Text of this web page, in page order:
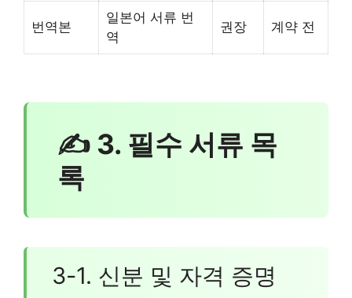
번역본
일본어 서류 번
역
권장 계약 전
✍ 3. 필수 서류 목
록
3-1. 신분 및 자격 증명